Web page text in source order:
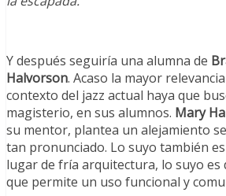
Y después seguiría una alumna de
Halvorson. Acaso la mayor
contexto del jazz actual haya que
magisterio, en sus alumnos. Mary
su mentor, plantea un alejamiento
tan pronunciado. Lo suyo también
lugar de fría arquitectura, lo suyo es
que permite un uso funcional y